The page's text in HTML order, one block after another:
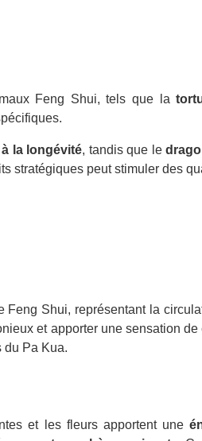
Feng Shui, tels que la
la longévité, tandis que le
stratégiques peut stimuler des
Shui, représentant la
et apporter une sensation
du Pa Kua.
et les fleurs apportent une